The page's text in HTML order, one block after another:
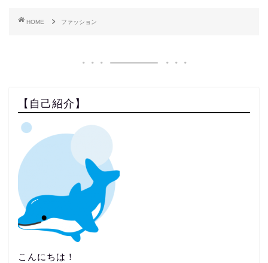
HOME ファッション
【自己紹介】
こんにちは！